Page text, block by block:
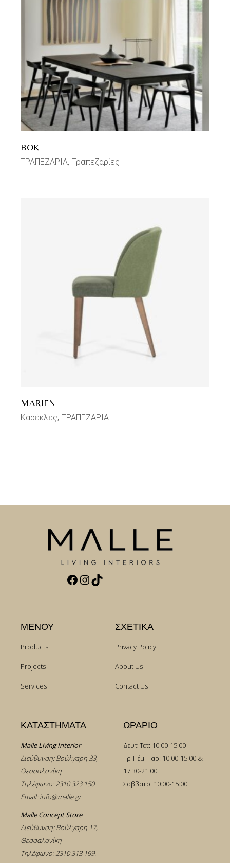
BOK
ΤΡΑΠΕΖΑΡΙΑ Τραπεζαρίες
MARIEN
Καρέκλες ΤΡΑΠΕΖΑΡΙΑ
Facebook
Instagram
TikTok
ΜΕΝΟΥ
Products
Projects
Services
ΣΧΕΤΙΚΑ
Privacy Policy
About Us
Contact Us
ΚΑΤΑΣΤΗΜΑΤΑ
Malle Living Interior
Διεύθυνση: Βούλγαρη 33,
Θεσσαλονίκη
Τηλέφωνο:2310 323 150.
Email:info@malle.gr.
Malle Concept Store
Διεύθυνση: Βούλγαρη 17,
Θεσσαλονίκη
Τηλέφωνο:2310 313 199.
ΩΡΑΡΙΟ
Δευτ-Τετ: 10:00-15:00
Τρ-Πέμ-Παρ: 10:00-15:00 &
17:30-21:00
Σάββατο: 10:00-15:00